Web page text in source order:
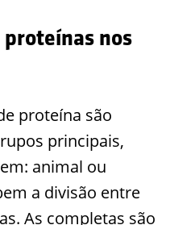
proteínas nos
proteína são
principais,
animal ou
a divisão entre
As completas são